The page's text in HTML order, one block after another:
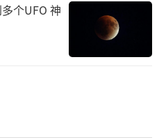
个UFO 神